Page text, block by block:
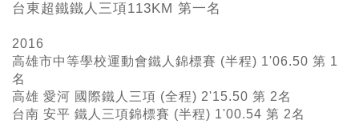
台東超鐵鐵人三項113KM 第一名
2016
高雄市中等學校運動會鐵人錦標賽 (半程) 1'06.50 第 1
名
高雄 愛河 國際鐵人三項 (全程) 2'15.50 第 2名
台南 安平 鐵人三項錦標賽 (半程) 1'00.54 第 2名